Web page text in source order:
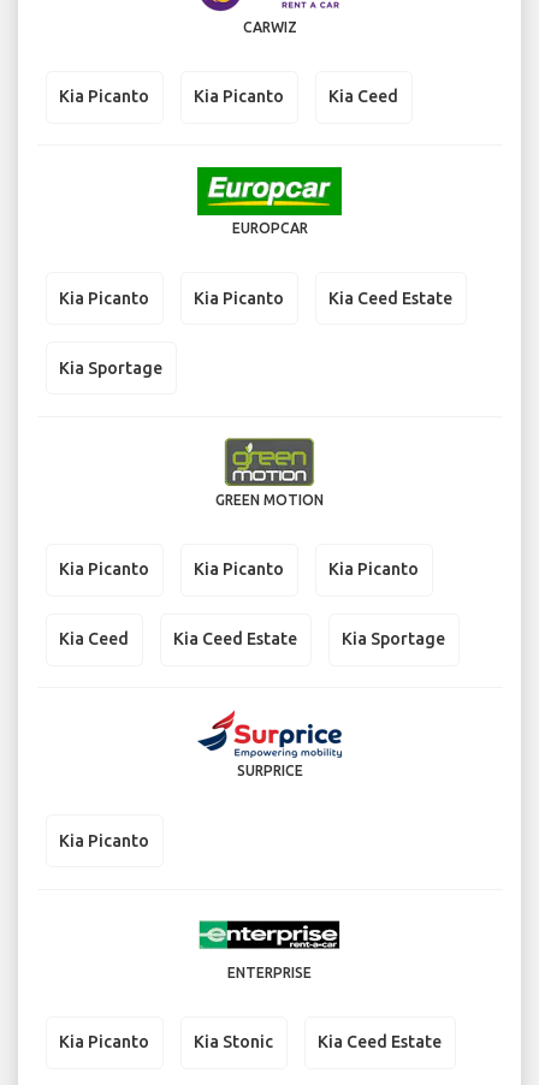
CARWIZ
Kia Picanto Kia Picanto Kia Ceed
EUROPCAR
Kia Picanto Kia Picanto Kia Ceed Estate
Kia Sportage
GREEN MOTION
Kia Picanto Kia Picanto Kia Picanto
Kia Ceed Kia Ceed Estate Kia Sportage
SURPRICE
Kia Picanto
ENTERPRISE
Kia Picanto Kia Stonic Kia Ceed Estate